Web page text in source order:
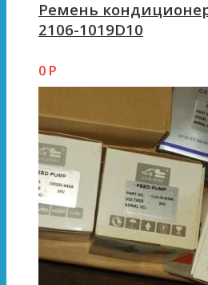
Ремень
2106-1019D10
0 Р